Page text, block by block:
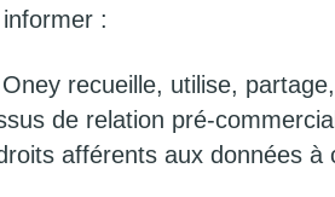
:
recueille, utilise,
de relation pré-
afférents aux données